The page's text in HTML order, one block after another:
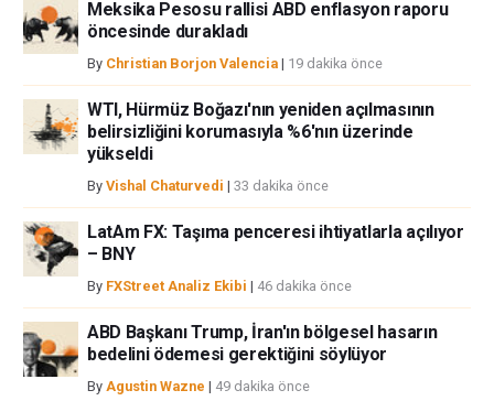
FXStreet’de verilen herhangi bir görüş, haber, araştırma, analiz, fiyatlar
veya fxstreet.comtarafından bu sitede yayınlanan bilgiler çalışanlar,
ortaklar yada katkıda bulunanlar tarafından genel piyasa yorumu olarak
bilgilerin kullanımı nedeniyle doğrudan yada dolaylı olarak ortaya
çıkabilecek herhangi bir kar kaybı herhangi bir sınırlama olmaksızın
herhangi bir kayıp ya da hasar için sorumluluk kabul etmemektedir.
Meksika Pesosu rallisi ABD enflasyon raporu
öncesinde durakladı
By Christian Borjon Valencia | 19 dakika önce
WTI, Hürmüz Boğazı'nın yeniden açılmasının
belirsizliğini korumasıyla %6'nın üzerinde
yükseldi
By Vishal Chaturvedi | 33 dakika önce
LatAm FX: Taşıma penceresi ihtiyatlarla açılıyor
– BNY
By FXStreet Analiz Ekibi | 46 dakika önce
ABD Başkanı Trump, İran'ın bölgesel hasarın
bedelini ödemesi gerektiğini söylüyor
By Agustin Wazne | 49 dakika önce